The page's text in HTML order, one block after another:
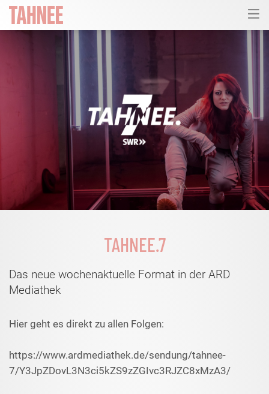
TAHNEE.7
Das neue wochenaktuelle Format in der ARD
Mediathek
Hier geht es direkt zu allen Folgen:
https://www.ardmediathek.de/sendung/tahnee-
7/Y3JpZDovL3N3ci5kZS9zZGIvc3RJZC8xMzA3/